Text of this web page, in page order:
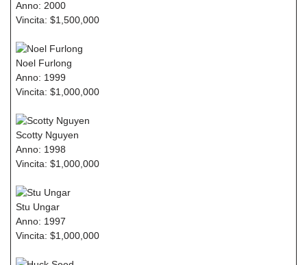
Anno: 2000
Vincita: $1,500,000
Noel Furlong
Anno: 1999
Vincita: $1,000,000
Scotty Nguyen
Anno: 1998
Vincita: $1,000,000
Stu Ungar
Anno: 1997
Vincita: $1,000,000